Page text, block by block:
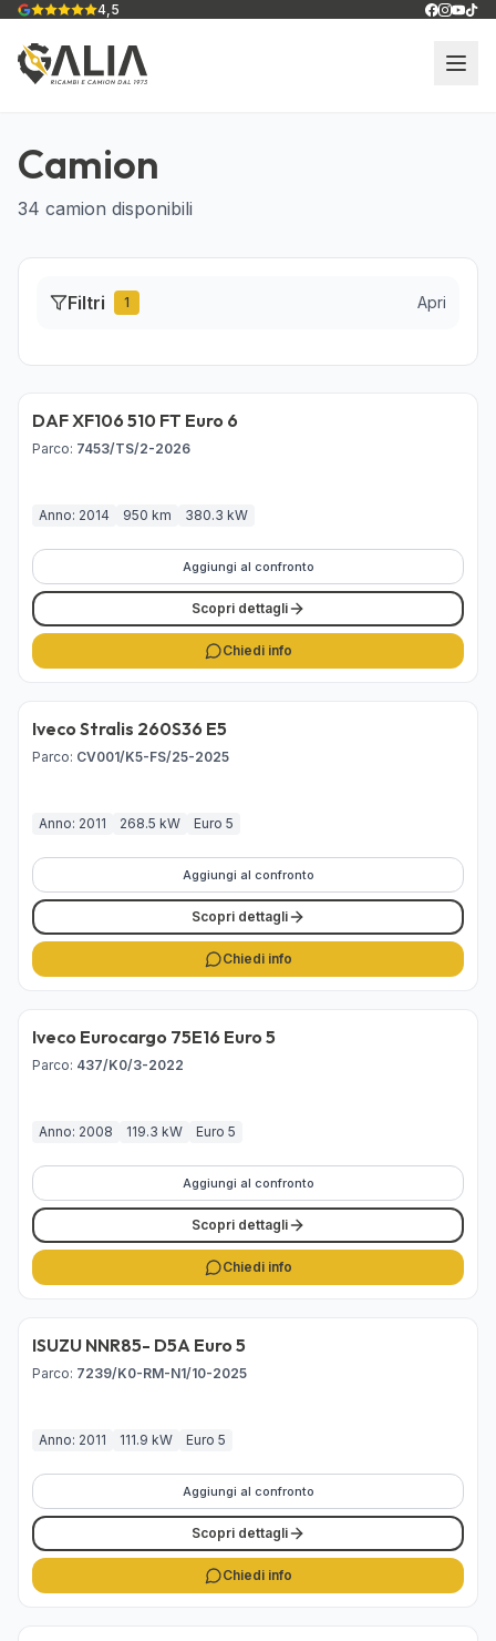
4,5
Camion
34 camion disponibili
Filtri 1 Apri
Disponibile
DAF XF106 510 FT Euro 6
Parco: 7453/TS/2-2026
Anno: 2014 950 km 380.3 kW
Aggiungi al confronto
Scopri dettagli
Chiedi info
In Lavorazione
Iveco Stralis 260S36 E5
Parco: CV001/K5-FS/25-2025
Anno: 2011 268.5 kW Euro 5
Aggiungi al confronto
Scopri dettagli
Chiedi info
Venduto
Iveco Eurocargo 75E16 Euro 5
Parco: 437/K0/3-2022
Anno: 2008 119.3 kW Euro 5
Aggiungi al confronto
Scopri dettagli
Chiedi info
Venduto
ISUZU NNR85- D5A Euro 5
Parco: 7239/K0-RM-N1/10-2025
Anno: 2011 111.9 kW Euro 5
Aggiungi al confronto
Scopri dettagli
Chiedi info